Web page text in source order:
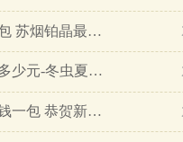
苏烟铂晶多少钱一包 苏烟铂晶最新价格…
冬虫夏草香烟一盒多少元-冬虫夏草香烟一盒多少元2025最新价格…
恭贺新禧香烟多少钱一包 恭贺新禧香烟价格表和图片…